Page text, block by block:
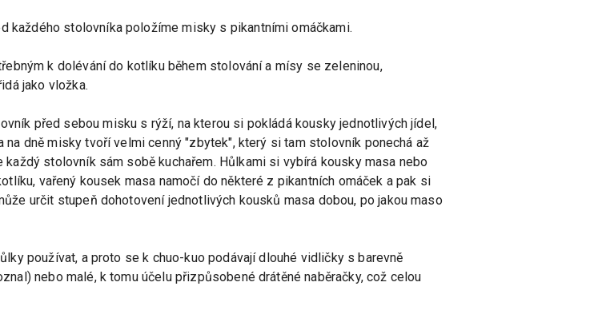
každého stolovníka položíme misky s pikantními omáčkami.
k dolévání do kotlíku během stolování a mísy se zeleninou,
jako vložka.
před sebou misku s rýží, na kterou si pokládá kousky jednotlivých jídel,
dně misky tvoří velmi cenný "zbytek", který si tam stolovník ponechá až
stolovník sám sobě kuchařem. Hůlkami si vybírá kousky masa nebo
vařený kousek masa namočí do některé z pikantních omáček a pak si
určit stupeň dohotovení jednotlivých kousků masa dobou, po jakou maso
používat, a proto se k chuo-kuo podávají dlouhé vidličky s barevně
nebo malé, k tomu účelu přizpůsobené drátěné naběračky, což celou